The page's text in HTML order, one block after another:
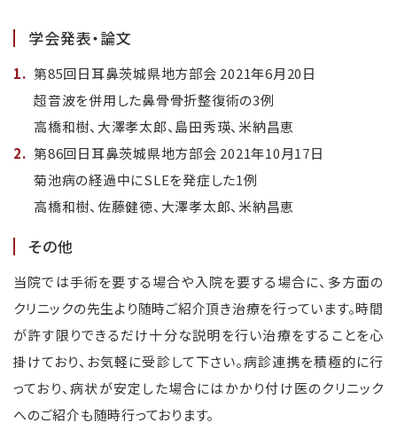
学会発表・論文
第85回日耳鼻茨城県地方部会 2021年6月20日
超音波を併用した鼻骨骨折整復術の3例
高橋和樹、大澤孝太郎、島田秀瑛、米納昌恵
第86回日耳鼻茨城県地方部会 2021年10月17日
菊池病の経過中にSLEを発症した1例
高橋和樹、佐藤健徳、大澤孝太郎、米納昌恵
その他
当院では手術を要する場合や入院を要する場合に、多方面の
クリニックの先生より随時ご紹介頂き治療を行っています。時間
が許す限りできるだけ十分な説明を行い治療をすることを心
掛けており、お気軽に受診して下さい。病診連携を積極的に行
っており、病状が安定した場合にはかかり付け医のクリニック
へのご紹介も随時行っております。